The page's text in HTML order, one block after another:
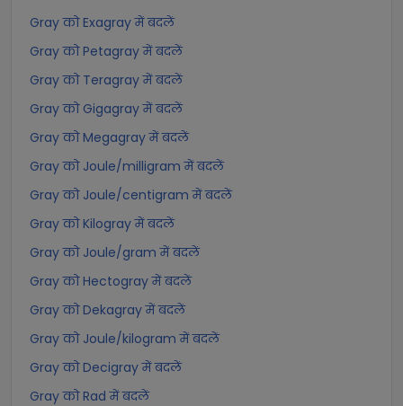
Gray को Exagray में बदलें
Gray को Petagray में बदलें
Gray को Teragray में बदलें
Gray को Gigagray में बदलें
Gray को Megagray में बदलें
Gray को Joule/milligram में बदलें
Gray को Joule/centigram में बदलें
Gray को Kilogray में बदलें
Gray को Joule/gram में बदलें
Gray को Hectogray में बदलें
Gray को Dekagray में बदलें
Gray को Joule/kilogram में बदलें
Gray को Decigray में बदलें
Gray को Rad में बदलें